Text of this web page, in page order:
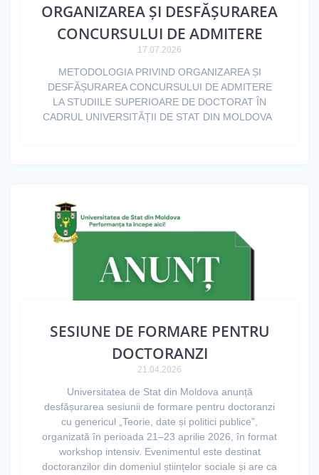
ORGANIZAREA ȘI DESFĂȘURAREA
CONCURSULUI DE ADMITERE
17.07.2026
METODOLOGIA PRIVIND ORGANIZAREA ȘI
DESFĂȘURAREA CONCURSULUI DE ADMITERE
LA STUDIILE SUPERIOARE DE DOCTORAT ÎN
CADRUL UNIVERSITĂȚII DE STAT DIN MOLDOVA
SESIUNE DE FORMARE PENTRU
DOCTORANZI
21.04.2026
Universitatea de Stat din Moldova anunță
desfășurarea sesiunii de formare pentru doctoranzi
cu genericul „Teorie, date și politici publice”,
organizată în perioada 21–23 aprilie 2026, în format
workshop intensiv. Evenimentul este destinat
doctoranzilor din domeniul științelor sociale și are ca